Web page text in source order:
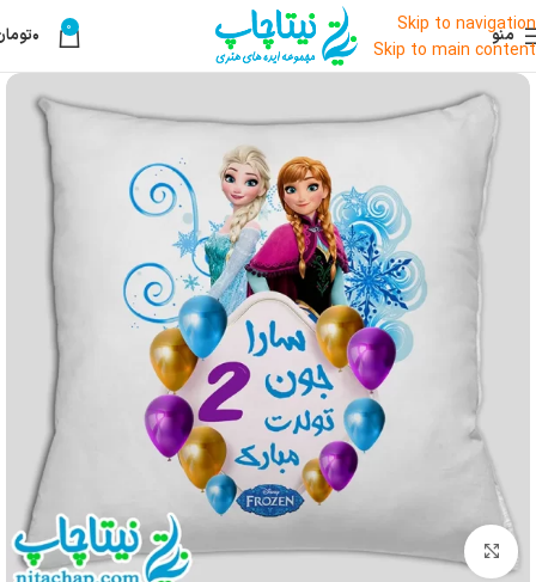
Skip to navigation
Skip to main content
منو 0 ۰
بزرگنمایی تصویر